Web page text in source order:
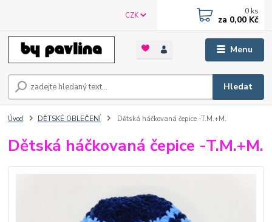
Menu
CZK
Hledat
0 ks
za 0,00 Kč
Úvod DĚTSKÉ OBLEČENÍ Dětská háčkovaná čepice -T.M.+M.
Dětská háčkovaná čepice -T.M.+M.